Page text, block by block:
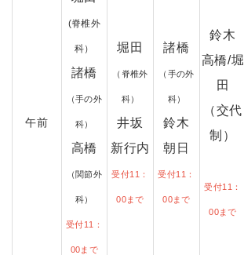
午前
(脊椎外
科）
諸橋
（手の外
科）
高橋
（関節外
科）
受付11：
00まで
堀田
（脊椎外
科）
井坂
新行内
受付11：
00まで
諸橋
（手の外
科）
鈴木
朝日
受付11：
00まで
鈴木
高橋/堀
田
（交代
制）
受付11：
00まで